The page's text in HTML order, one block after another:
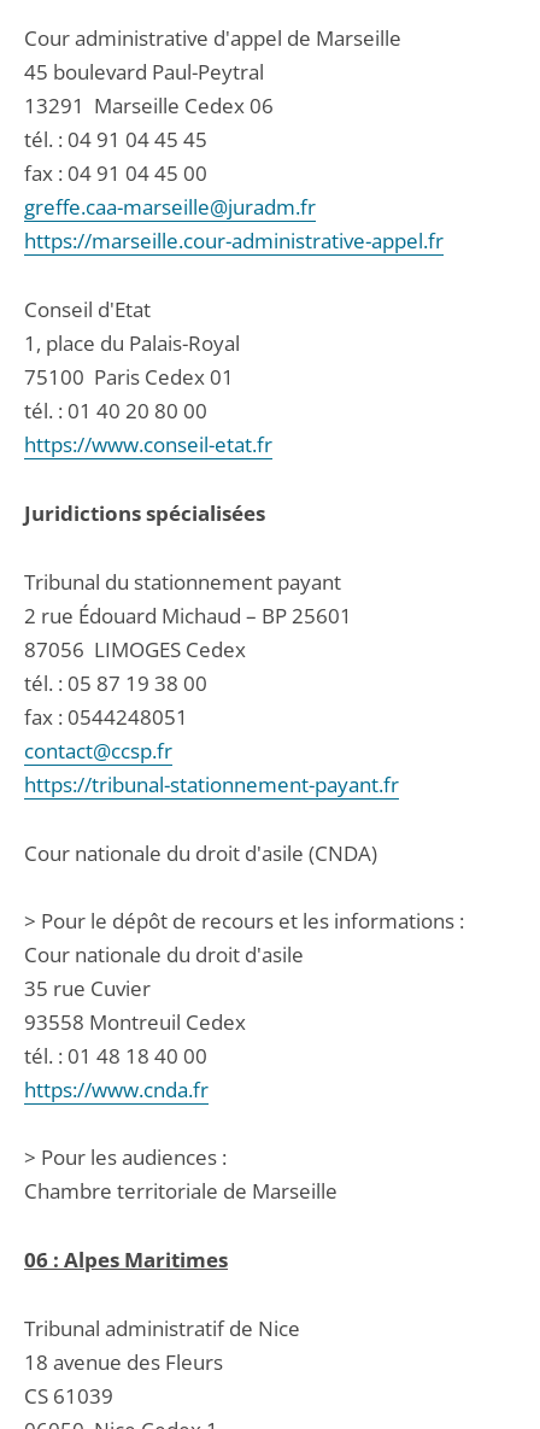
Cour administrative d'appel de Marseille
45 boulevard Paul-Peytral
13291 Marseille Cedex 06
tél. : 04 91 04 45 45
fax : 04 91 04 45 00
greffe.caa-marseille@juradm.fr
https://marseille.cour-administrative-appel.fr
Conseil d'Etat
1, place du Palais-Royal
75100 Paris Cedex 01
tél. : 01 40 20 80 00
https://www.conseil-etat.fr
Juridictions spécialisées
Tribunal du stationnement payant
2 rue Édouard Michaud – BP 25601
87056 LIMOGES Cedex
tél. : 05 87 19 38 00
fax : 0544248051
contact@ccsp.fr
https://tribunal-stationnement-payant.fr
Cour nationale du droit d'asile (CNDA)
> Pour le dépôt de recours et les informations :
Cour nationale du droit d'asile
35 rue Cuvier
93558 Montreuil Cedex
tél. : 01 48 18 40 00
https://www.cnda.fr
> Pour les audiences :
Chambre territoriale de Marseille
06 : Alpes Maritimes
Tribunal administratif de Nice
18 avenue des Fleurs
CS 61039